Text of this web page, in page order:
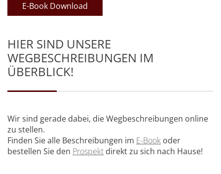
E-Book Download
HIER SIND UNSERE
WEGBESCHREIBUNGEN IM
ÜBERBLICK!
Wir sind gerade dabei, die Wegbeschreibungen online
zu stellen.
Finden Sie alle Beschreibungen im E-Book oder
bestellen Sie den Prospekt direkt zu sich nach Hause!